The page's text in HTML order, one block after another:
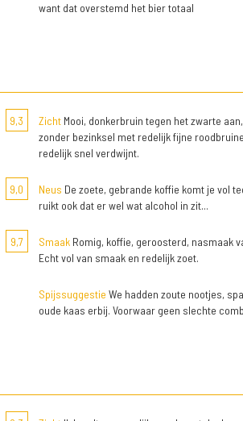
want dat overstemd het bier totaal
9,3 ZichtMooi, donkerbruin tegen het zwarte
zonder bezinksel met redelijk fijne
redelijk snel verdwijnt.
9,0 Neus De zoete, gebrande koffie komt je vol
ruikt ook dat er wel wat alcohol in zit...
9,7 SmaakRomig, koffie, geroosterd, nasmaak
Echt vol van smaak en redelijk zoet.
Spijssuggestie We hadden zoute nootjes,
oude kaas erbij. Voorwaar geen slechte